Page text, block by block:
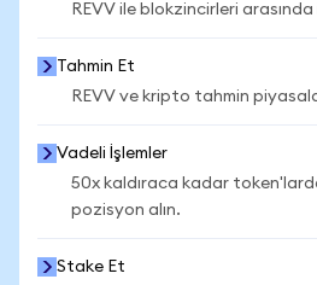
REVV ile blokzincirleri arasında
Tahmin Et
REVV ve kripto tahmin
Vadeli İşlemler
50x kaldıraca kadar
pozisyon alın.
Stake Et